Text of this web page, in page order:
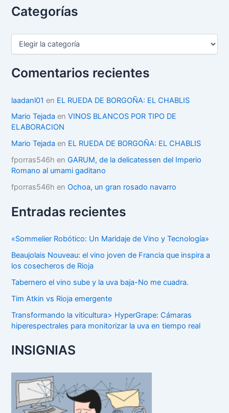
Categorías
C
e
g
r
a
s
Comentarios recientes
laadanl01 en EL RUEDA DE BORGOÑA: EL CHABLIS
Mario Tejada enVINOS BLANCOS POR TIPO DE
ELABORACION
Mario Tejada en EL RUEDA DE BORGOÑA: EL CHABLIS
fporras546h en GARUM, de la delicatessen del Imperio
Romano al umami gaditano
fporras546h en Ochoa, un gran rosado navarro
Entradas recientes
«Sommelier Robótico: Un Maridaje de Vino y Tecnología»
Beaujolais Nouveau: el vino joven de Francia que inspira a
los cosecheros de Rioja
Tabernero el vino sube y la uva baja-No me cuadra.
Tim Atkin vs Rioja emergente
Transformando la viticultura> HyperGrape: Cámaras
hiperespectrales para monitorizar la uva en tiempo real
INSIGNIAS